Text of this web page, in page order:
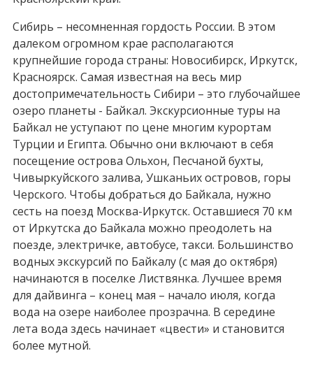
Сибирь – несомненная гордость России. В этом
далеком огромном крае располагаются
крупнейшие города страны: Новосибирск, Иркутск,
Красноярск. Самая известная на весь мир
достопримечательность Сибири – это глубочайшее
озеро планеты - Байкал. Экскурсионные туры на
Байкал не уступают по цене многим курортам
Турции и Египта. Обычно они включают в себя
посещение острова Ольхон, Песчаной бухты,
Чивыркуйского залива, Ушканьих островов, горы
Черского. Чтобы добраться до Байкала, нужно
сесть на поезд Москва-Иркутск. Оставшиеся 70 км
от Иркутска до Байкала можно преодолеть на
поезде, электричке, автобусе, такси. Большинство
водных экскурсий по Байкалу (с мая до октября)
начинаются в поселке Листвянка. Лучшее время
для дайвинга – конец мая – начало июля, когда
вода на озере наиболее прозрачна. В середине
лета вода здесь начинает «цвести» и становится
более мутной.